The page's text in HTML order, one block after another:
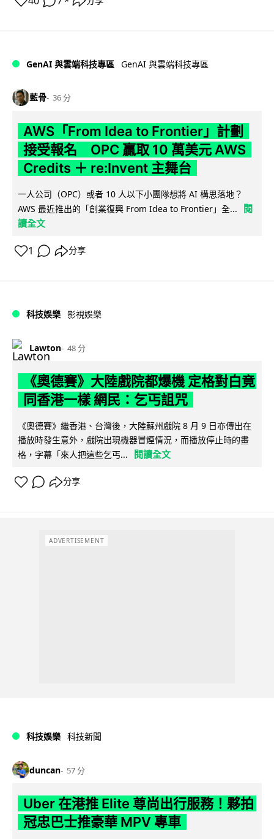
GenAI 與雲端科技專區 GenAI 與雲端科技專區
藍骨 36 分
AWS「From Idea to Frontier」計劃
接受報名 OPC 贏取 10 萬美元 AWS
Credits ＋ re:Invent 主舞台
一人公司（OPC）或者 10 人以下小團隊想將 AI 構思落地？
AWS 最近推出的「創業復興 From Idea to Frontier」全...
閱
讀全文
1 分享
科技娛樂 影視娛樂
Lawton 48 分
《奧德賽》大陸戲院都爆機 定格對白竟
同香港一樣 網民：乞丐詛咒
《奧德賽》繼香港、台灣後，大陸蘇州戲院 8 月 9 日亦傳出在
播放時發生意外，戲院出現機器冒煙情況，而播放停止時的畫
格，字幕「來人把這些乞丐...
閱讀全文
分享
ADVERTISEMENT
科技娛樂 科技新聞
duncan 57 分
Uber 在港推 Elite 尊尚出行服務！夥拍
冠忠巴士推豪華 MPV 專車